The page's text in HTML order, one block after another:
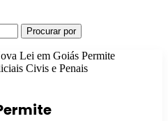
Procurar por
Lei em Goiás Permite
Civis e Penais